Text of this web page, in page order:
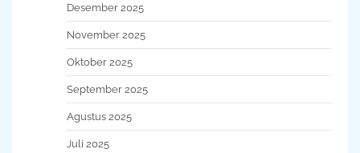
Desember 2025
November 2025
Oktober 2025
September 2025
Agustus 2025
Juli 2025